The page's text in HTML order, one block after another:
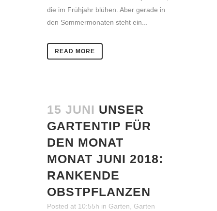
die im Frühjahr blühen. Aber gerade in
den Sommermonaten steht ein...
READ MORE
15 JUNI UNSER
GARTENTIP FÜR
DEN MONAT
MONAT JUNI 2018:
RANKENDE
OBSTPFLANZEN
Posted at 10:55h in Garten
Garten